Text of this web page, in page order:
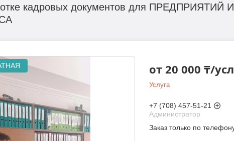
кадровых документов для
от 20 000 ₸/
Услуга
+7 (708) 457-51-21
Администратор
Заказ только по